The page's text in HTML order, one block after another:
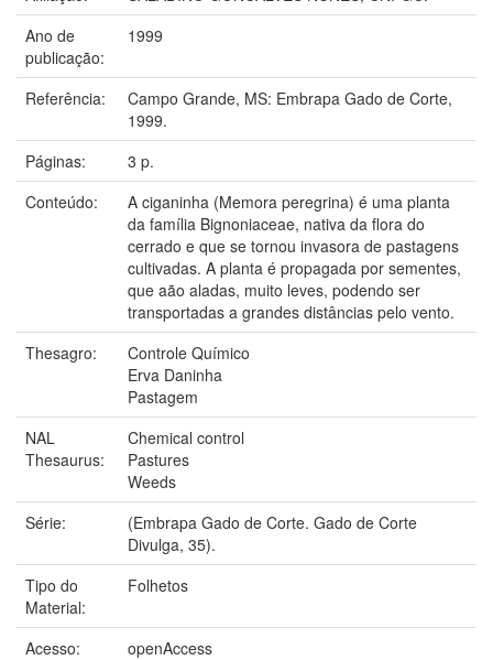
Ano de
publicação:
1999
Referência:
Campo Grande, MS: Embrapa Gado de Corte,
1999.
Páginas:
3 p.
Conteúdo:
A ciganinha (Memora peregrina) é uma planta
da família Bignoniaceae, nativa da flora do
cerrado e que se tornou invasora de pastagens
cultivadas. A planta é propagada por sementes,
que aão aladas, muito leves, podendo ser
transportadas a grandes distâncias pelo vento.
Thesagro:
Controle Químico
Erva Daninha
Pastagem
NAL
Thesaurus:
Chemical control
Pastures
Weeds
Série:
(Embrapa Gado de Corte. Gado de Corte
Divulga, 35).
Tipo do
Material:
Folhetos
Acesso:
openAccess